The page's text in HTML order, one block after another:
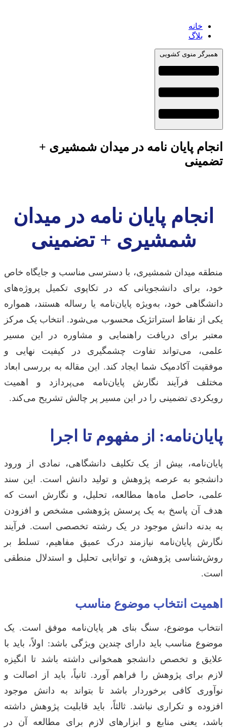
خانه
بلاگ
همبرگر منوی کشویی
انجام پایان نامه در میدان شمشیری +
تضمینی
انجام پایان نامه در میدان
شمشیری + تضمینی
منطقه میدان شمشیری، با دسترسی مناسب و جایگاه خاص
خود، برای دانشجویانی که در تکاپوی تکمیل پروژه‌های
دانشگاهی خود، به‌ویژه پایان‌نامه یا رساله هستند، همواره
یکی از نقاط استراتژیک محسوب می‌شود. انتخاب یک مرکز
معتبر برای دریافت راهنمایی و مشاوره در این مسیر
علمی، می‌تواند تفاوت چشمگیری در کیفیت نهایی و
موفقیت آکادمیک شما ایجاد کند. این مقاله به بررسی ابعاد
مختلف فرآیند نگارش پایان‌نامه می‌پردازد و اهمیت
رویکردی تضمینی را در این مسیر پر چالش تشریح می‌کند.
پایان‌نامه: از مفهوم تا اجرا
پایان‌نامه، بیش از یک تکلیف دانشگاهی، نمادی از ورود
دانشجو به عرصه پژوهش و تولید دانش است. این سند
علمی، حاصل ماه‌ها مطالعه، تحلیل، و نگارش است که
هدف آن پاسخ به یک پرسش پژوهشی مشخص و افزودن
به بدنه دانش موجود در یک رشته تخصصی است. فرآیند
نگارش پایان‌نامه نیازمند درک عمیق مفاهیم، تسلط بر
روش‌شناسی پژوهش، و توانایی تحلیل و استدلال منطقی
است.
اهمیت انتخاب موضوع مناسب
انتخاب موضوع، سنگ بنای هر پایان‌نامه موفق است. یک
موضوع مناسب باید دارای چندین ویژگی باشد: اولاً، باید با
علایق و تخصص دانشجو همخوانی داشته باشد تا انگیزه
لازم برای پژوهش را فراهم آورد. ثانیاً، باید از اصالت و
نوآوری کافی برخوردار باشد تا بتواند به دانش موجود
افزوده و تکراری نباشد. ثالثاً، باید قابلیت پژوهش داشته
باشد، یعنی منابع و ابزارهای لازم برای مطالعه آن در